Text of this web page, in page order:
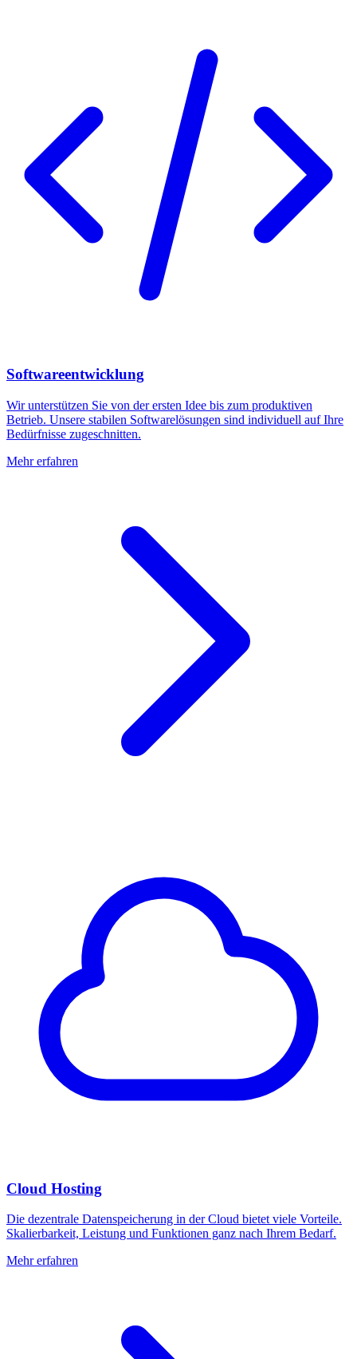
Softwareentwicklung
Wir unterstützen Sie von der ersten Idee bis zum produktiven
Betrieb. Unsere stabilen Softwarelösungen sind individuell auf Ihre
Bedürfnisse zugeschnitten.
Mehr erfahren
Cloud Hosting
Die dezentrale Datenspeicherung in der Cloud bietet viele Vorteile.
Skalierbarkeit, Leistung und Funktionen ganz nach Ihrem Bedarf.
Mehr erfahren